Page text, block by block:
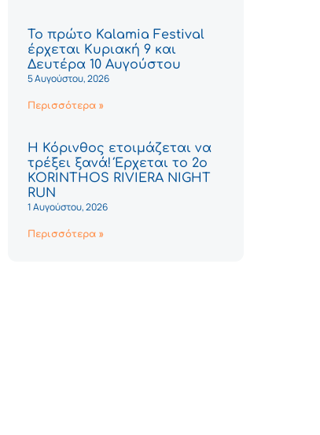
Το πρώτο Kalamia Festival
έρχεται Κυριακή 9 και
Δευτέρα 10 Αυγούστου
5 Αυγούστου, 2026
Περισσότερα »
Η Κόρινθος ετοιμάζεται να
τρέξει ξανά! Έρχεται το 2ο
KORINTHOS RIVIERA NIGHT
RUN
1 Αυγούστου, 2026
Περισσότερα »